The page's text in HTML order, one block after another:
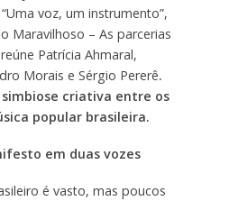
voz, um instrumento”,
Maravilhoso – As parcerias
Patrícia Ahmaral,
Morais e Sérgio Pererê.
criativa entre os
popular brasileira.
em duas vozes
é vasto, mas poucos